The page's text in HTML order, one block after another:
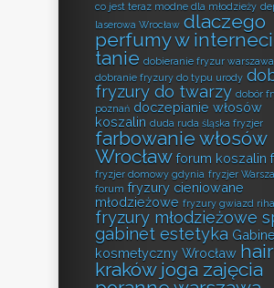
co jest teraz modne dla młodzieży
laserowa Wrocław dlaczego
perfumy w
tanie dobieranie fryzur warszawa
dobranie fryzury do typu urody
fryzury do twarzy dobór
poznań doczepianie włosów
koszalin duda ruda śląska fryzjer
farbowanie włosów
Wrocław forum koszalin
fryzjer domowy gdynia fryzjer
forum fryzury cieniowane
młodzieżowe fryzury gwiazd
fryzury młodzieżowe
gabinet estetyka
kosmetyczny Wrocław
kraków joga zajęcia